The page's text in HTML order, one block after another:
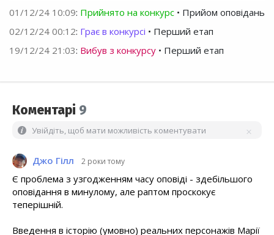
01/12/24 10:09: Прийнято на конкурс • Прийом оповідань
02/12/24 00:12: Грає в конкурсі • Перший етап
19/12/24 21:03: Вибув з конкурсу • Перший етап
Коментарі 9
Увійдіть, щоб мати можливість коментувати
Джо Гілл 2 роки тому
Є проблема з узгодженням часу оповіді - здебільшого
оповідання в минулому, але раптом проскокує
теперішній.
Введення в історію (умовно) реальних персонажів Марії